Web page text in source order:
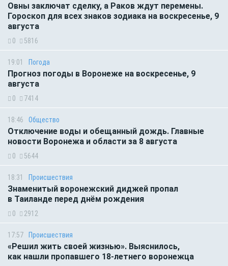
Овны заключат сделку, а Раков ждут перемены.
Гороскоп для всех знаков зодиака на воскресенье, 9
августа
0 5816
19:01 Погода
Прогноз погоды в Воронеже на воскресенье, 9
августа
0 7414
18:46 Общество
Отключение воды и обещанный дождь. Главные
новости Воронежа и области за 8 августа
0 5644
18:31 Происшествия
Знаменитый воронежский диджей пропал
в Таиланде перед днём рождения
0 2912
17:57 Происшествия
«Решил жить своей жизнью». Выяснилось,
как нашли пропавшего 18-летнего воронежца